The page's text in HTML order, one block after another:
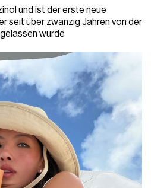
und ist der erste neue
seit über zwanzig Jahren von der
wurde